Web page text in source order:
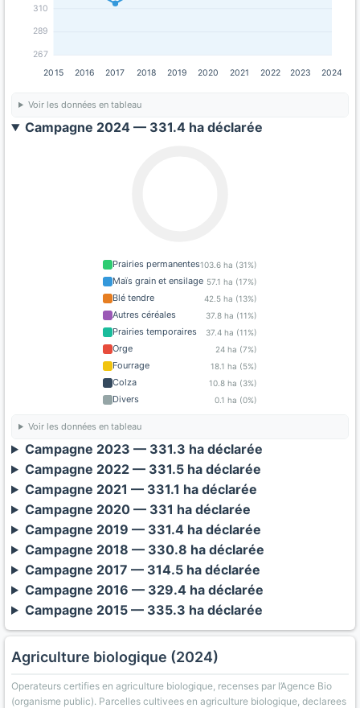
267
289
310
2015 2016 2017 2018 2019 2020 2021 2022 2023 2024
Voir les données en tableau
Campagne 2024 — 331.4 ha déclarée
Prairies permanentes103.6 ha (31%)
Maïs grain et ensilage 57.1 ha (17%)
Blé tendre 42.5 ha (13%)
Autres céréales 37.8 ha (11%)
Prairies temporaires 37.4 ha (11%)
Orge 24 ha (7%)
Fourrage 18.1 ha (5%)
Colza 10.8 ha (3%)
Divers 0.1 ha (0%)
Voir les données en tableau
Campagne 2023 — 331.3 ha déclarée
Campagne 2022 — 331.5 ha déclarée
Campagne 2021 — 331.1 ha déclarée
Campagne 2020 — 331 ha déclarée
Campagne 2019 — 331.4 ha déclarée
Campagne 2018 — 330.8 ha déclarée
Campagne 2017 — 314.5 ha déclarée
Campagne 2016 — 329.4 ha déclarée
Campagne 2015 — 335.3 ha déclarée
Agriculture biologique (2024)
Operateurs certifies en agriculture biologique, recenses par l’Agence Bio
(organisme public). Parcelles cultivees en agriculture biologique, declarees